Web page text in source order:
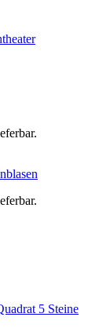
5 Steine